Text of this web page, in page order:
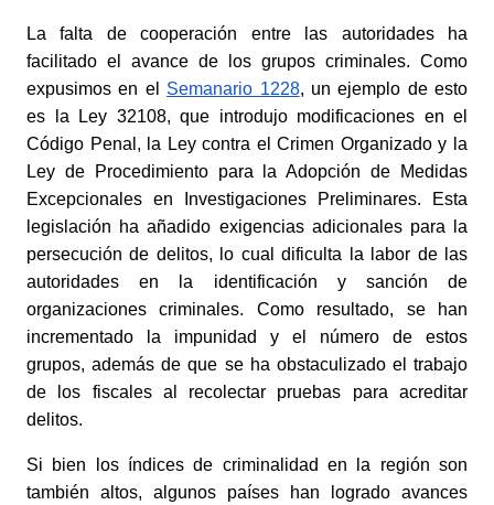
La falta de cooperación entre las autoridades ha
facilitado el avance de los grupos criminales. Como
expusimos en el
Semanario 1228, un ejemplo de esto
es la Ley 32108, que introdujo modificaciones en el
Código Penal, la Ley contra el Crimen Organizado y la
Ley de Procedimiento para la Adopción de Medidas
Excepcionales en Investigaciones Preliminares. Esta
legislación ha añadido exigencias adicionales para la
persecución de delitos, lo cual dificulta la labor de las
autoridades en la identificación y sanción de
organizaciones criminales. Como resultado, se han
incrementado la impunidad y el número de estos
grupos, además de que se ha obstaculizado el trabajo
de los fiscales al recolectar pruebas para acreditar
delitos.
Si bien los índices de criminalidad en la región son
también altos, algunos países han logrado avances